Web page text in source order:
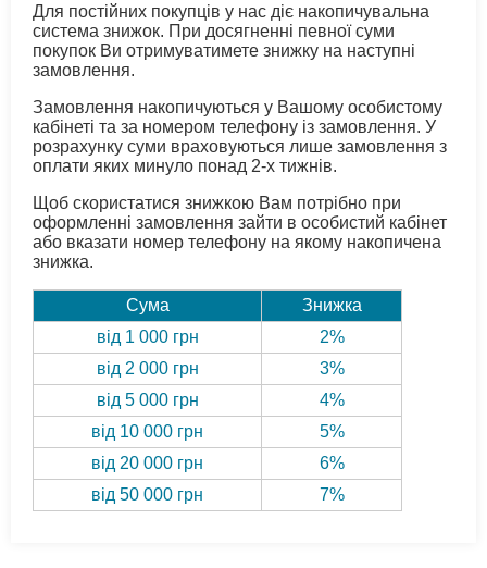
Для постійних покупців у нас діє накопичувальна
система знижок. При досягненні певної суми
покупок Ви отримуватимете знижку на наступні
замовлення.
Замовлення накопичуються у Вашому особистому
кабінеті та за номером телефону із замовлення. У
розрахунку суми враховуються лише замовлення з
оплати яких минуло понад 2-х тижнів.
Щоб скористатися знижкою Вам потрібно при
оформленні замовлення зайти в особистий кабінет
або вказати номер телефону на якому накопичена
знижка.
Сума
Знижка
від 1 000 грн
2%
від 2 000 грн
3%
від 5 000 грн
4%
від 10 000 грн
5%
від 20 000 грн
6%
від 50 000 грн
7%